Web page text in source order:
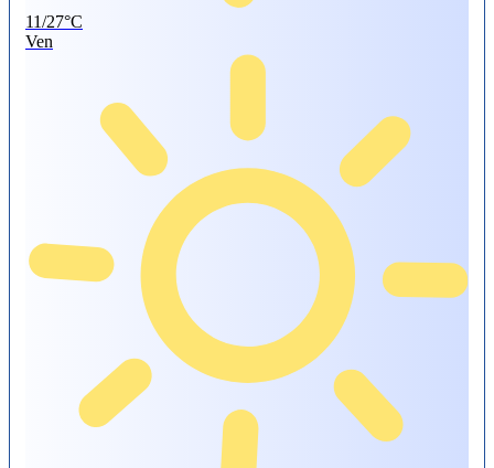
11/27°C
Ven